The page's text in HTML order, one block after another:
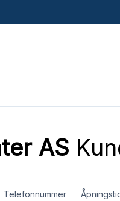
AS
Telefonnummer